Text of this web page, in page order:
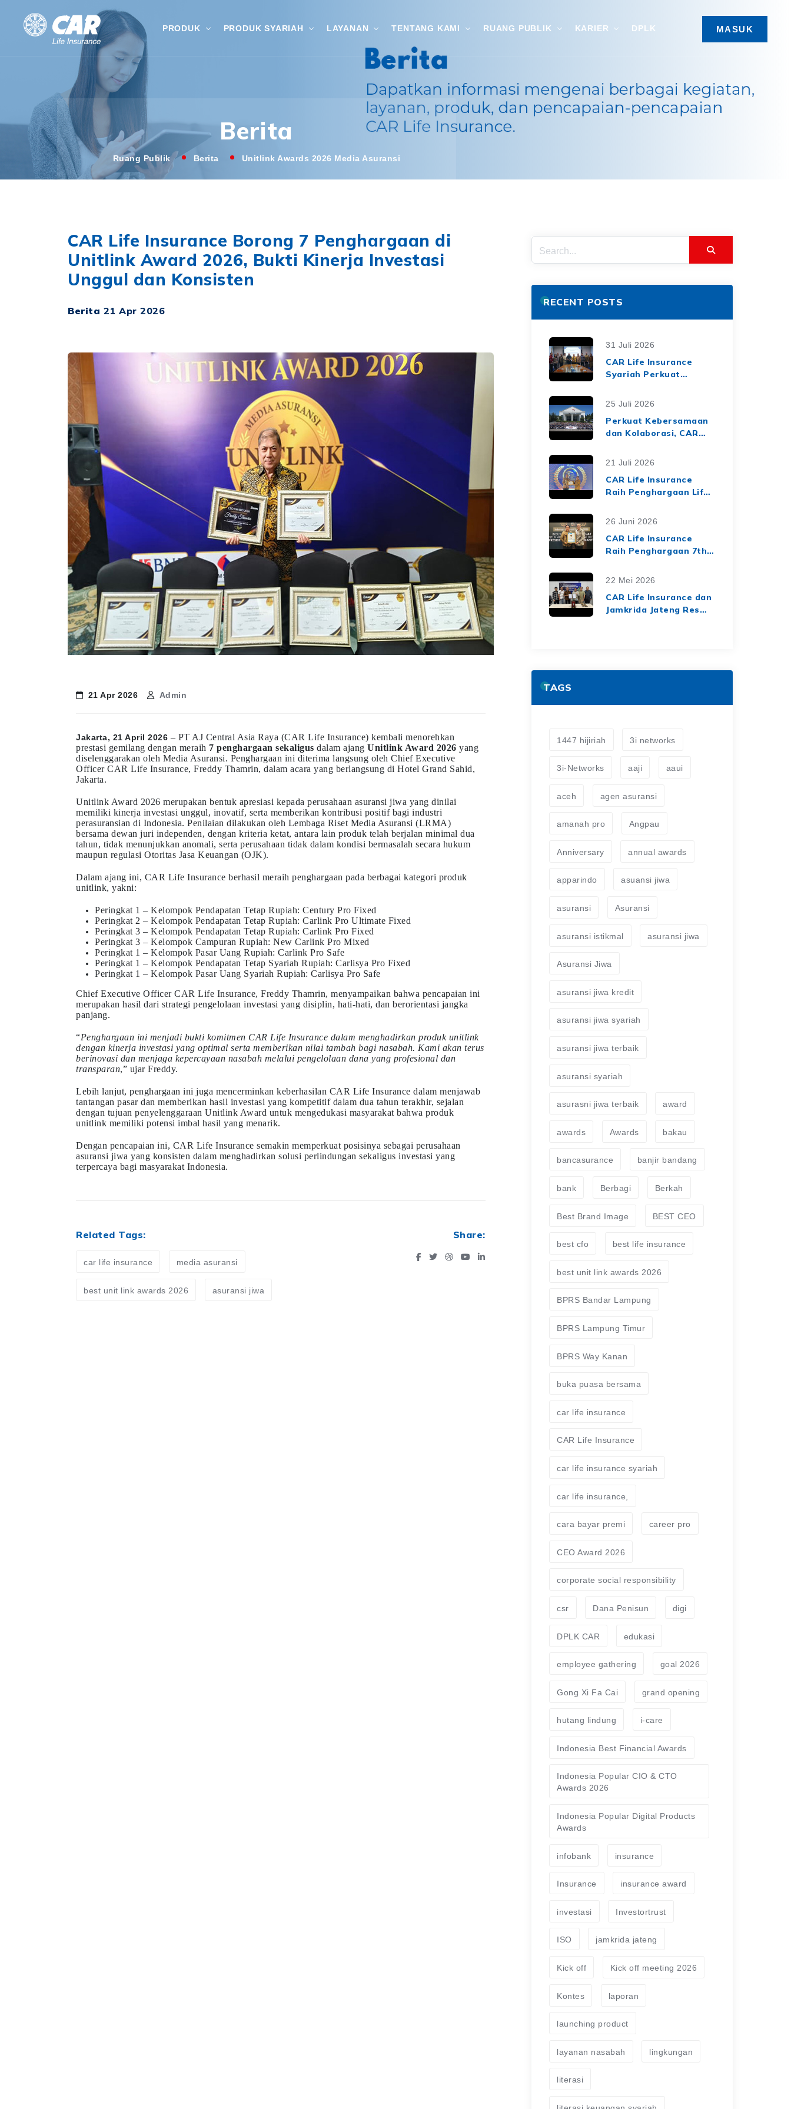
PRODUK PRODUK SYARIAH LAYANAN TENTANG KAMI RUANG PUBLIK KARIER DPLK MASUK
Berita
Ruang Publik Berita Unitlink Awards 2026 Media Asuransi
CAR Life Insurance Borong 7 Penghargaan di
Unitlink Award 2026, Bukti Kinerja Investasi
Unggul dan Konsisten
Berita 21 Apr 2026
21 Apr 2026 Admin
Jakarta, 21 April 2026 – PT AJ Central Asia Raya (CAR Life Insurance) kembali menorehkan
prestasi gemilang dengan meraih 7 penghargaan sekaligus dalam ajangUnitlink Award 2026 yang
diselenggarakan oleh Media Asuransi. Penghargaan ini diterima langsung oleh Chief Executive
Officer CAR Life Insurance, Freddy Thamrin, dalam acara yang berlangsung di Hotel Grand Sahid,
Jakarta.
Unitlink Award 2026 merupakan bentuk apresiasi kepada perusahaan asuransi jiwa yang dinilai
memiliki kinerja investasi unggul, inovatif, serta memberikan kontribusi positif bagi industri
perasuransian di Indonesia. Penilaian dilakukan oleh Lembaga Riset Media Asuransi (LRMA)
bersama dewan juri independen, dengan kriteria ketat, antara lain produk telah berjalan minimal dua
tahun, tidak menunjukkan anomali, serta perusahaan tidak dalam kondisi bermasalah secara hukum
maupun regulasi Otoritas Jasa Keuangan (OJK).
Dalam ajang ini, CAR Life Insurance berhasil meraih penghargaan pada berbagai kategori produk
unitlink, yakni:
Peringkat 1 – Kelompok Pendapatan Tetap Rupiah: Century Pro Fixed
Peringkat 2 – Kelompok Pendapatan Tetap Rupiah: Carlink Pro Ultimate Fixed
Peringkat 3 – Kelompok Pendapatan Tetap Rupiah: Carlink Pro Fixed
Peringkat 3 – Kelompok Campuran Rupiah: New Carlink Pro Mixed
Peringkat 1 – Kelompok Pasar Uang Rupiah: Carlink Pro Safe
Peringkat 1 – Kelompok Pendapatan Tetap Syariah Rupiah: Carlisya Pro Fixed
Peringkat 1 – Kelompok Pasar Uang Syariah Rupiah: Carlisya Pro Safe
Chief Executive Officer CAR Life Insurance, Freddy Thamrin, menyampaikan bahwa pencapaian ini
merupakan hasil dari strategi pengelolaan investasi yang disiplin, hati-hati, dan berorientasi jangka
panjang.
“Penghargaan ini menjadi bukti komitmen CAR Life Insurance dalam menghadirkan produk unitlink
dengan kinerja investasi yang optimal serta memberikan nilai tambah bagi nasabah. Kami akan terus
berinovasi dan menjaga kepercayaan nasabah melalui pengelolaan dana yang profesional dan
transparan,” ujar Freddy.
Lebih lanjut, penghargaan ini juga mencerminkan keberhasilan CAR Life Insurance dalam menjawab
tantangan pasar dan memberikan hasil investasi yang kompetitif dalam dua tahun terakhir, sejalan
dengan tujuan penyelenggaraan Unitlink Award untuk mengedukasi masyarakat bahwa produk
unitlink memiliki potensi imbal hasil yang menarik.
Dengan pencapaian ini, CAR Life Insurance semakin memperkuat posisinya sebagai perusahaan
asuransi jiwa yang konsisten dalam menghadirkan solusi perlindungan sekaligus investasi yang
terpercaya bagi masyarakat Indonesia.
Related Tags:
car life insurance media asuransi
best unit link awards 2026 asuransi jiwa
Share:
RECENT POSTS
31 Juli 2026
CAR Life Insurance
Syariah Perkuat
Syariah melalui Kerja
Syariah dengan Tiga
BPRS di Lampung
25 Juli 2026
Perkuat Kebersamaan
dan Kolaborasi, CAR
Employee Gathering
"Harmoni Nusantara,
Sinergi Berkelanjutan"
21 Juli 2026
CAR Life Insurance
Raih Penghargaan Life
Market Leaders 2026
26 Juni 2026
CAR Life Insurance
Raih Penghargaan 7th
Companies Awards
Keuangan yang Solid
dan Berkelanjutan
22 Mei 2026
CAR Life Insurance dan
Jamkrida Jateng Resmi
TAGS
1447 hijiriah 3i networks
3i-Networks aaji aaui
aceh agen asuransi
amanah pro Angpau
Anniversary annual awards
apparindo asuansi jiwa
asuransi Asuransi
asuransi istikmal asuransi jiwa
Asuransi Jiwa
asuransi jiwa kredit
asuransi jiwa syariah
asuransi jiwa terbaik
asuransi syariah
asurasni jiwa terbaik award
awards Awards bakau
bancasurance banjir bandang
bank Berbagi Berkah
Best Brand Image BEST CEO
best cfo best life insurance
best unit link awards 2026
BPRS Bandar Lampung
BPRS Lampung Timur
BPRS Way Kanan
buka puasa bersama
car life insurance
CAR Life Insurance
car life insurance syariah
car life insurance,
cara bayar premi career pro
CEO Award 2026
corporate social responsibility
csr Dana Penisun digi
DPLK CAR edukasi
employee gathering goal 2026
Gong Xi Fa Cai grand opening
hutang lindung i-care
Indonesia Best Financial Awards
Indonesia Popular CIO & CTO
Awards 2026
Indonesia Popular Digital Products
Awards
infobank insurance
Insurance insurance award
investasi Investortrust
ISO jamkrida jateng
Kick off Kick off meeting 2026
Kontes laporan
launching product
layanan nasabah lingkungan
literasi
literasi keuangan syariah